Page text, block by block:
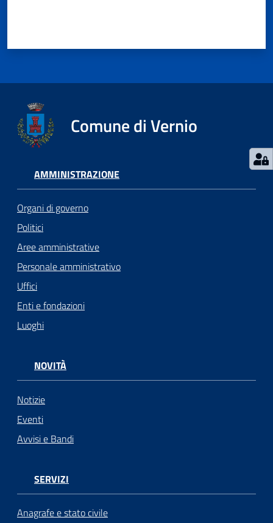
Comune di Vernio
AMMINISTRAZIONE
Organi di governo
Politici
Aree amministrative
Personale amministrativo
Uffici
Enti e fondazioni
Luoghi
NOVITÀ
Notizie
Eventi
Avvisi e Bandi
SERVIZI
Anagrafe e stato civile